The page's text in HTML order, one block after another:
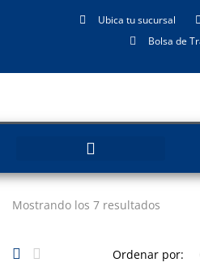
Ubica tu sucursal
Bolsa de
Mostrando los 7 resultados
Ordenar por: